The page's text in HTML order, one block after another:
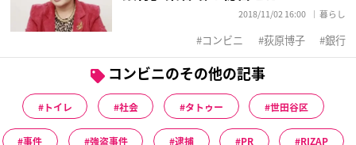
2018/11/02 16:00 暮らし
コンビニ 荻原博子 銀行
コンビニのその他の記事
トイレ 社会 タトゥー 世田谷区
事件 強盗事件 逮捕 PR RIZAP